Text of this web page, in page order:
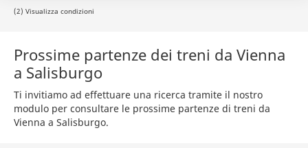
(2) Visualizza condizioni
Prossime partenze dei treni da Vienna
a Salisburgo
Ti invitiamo ad effettuare una ricerca tramite il nostro
modulo per consultare le prossime partenze di treni da
Vienna a Salisburgo.